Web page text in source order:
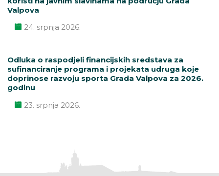
Valpova
24. srpnja 2026.
Odluka o raspodjeli financijskih sredstava za
sufinanciranje programa i projekata udruga koje
doprinose razvoju sporta Grada Valpova za 2026.
godinu
23. srpnja 2026.